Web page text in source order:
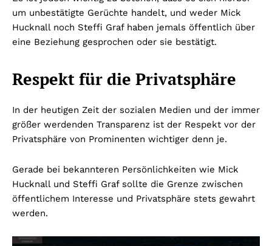
um unbestätigte Gerüchte handelt, und weder Mick
Hucknall noch Steffi Graf haben jemals öffentlich über
eine Beziehung gesprochen oder sie bestätigt.
Respekt für die Privatsphäre
In der heutigen Zeit der sozialen Medien und der immer
größer werdenden Transparenz ist der Respekt vor der
Privatsphäre von Prominenten wichtiger denn je.
Gerade bei bekannteren Persönlichkeiten wie Mick
Hucknall und Steffi Graf sollte die Grenze zwischen
öffentlichem Interesse und Privatsphäre stets gewahrt
werden.